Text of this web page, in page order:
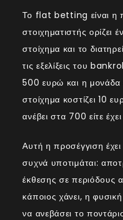
Το flat betting είναι η
στοιχηματιστής
στοίχημα και το
τις εξελίξεις του
500 ευρώ και η μονάδα
στοίχημα κοστίζει 10
ανέβει στα 700 είτε
Αυτή η προσέγγιση
συχνά υποτιμάται:
έκθεσης σε
κάποιος χάνει, η
να ανεβάσει το